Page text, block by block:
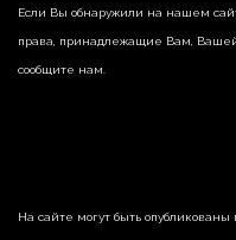
Если Вы обнаружили на нашем
права, принадлежащие Вам, Вашей
сообщите нам.
На сайте могут быть опубликованы